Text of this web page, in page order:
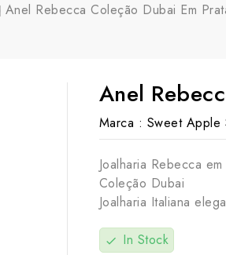
Anel Rebecca Coleção Dubai Em
Anel
Marca : Sweet Apple
Joalharia Rebecca
Coleção Dubai
Joalharia Italiana
check In Stock